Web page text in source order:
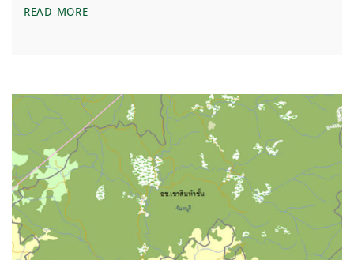
READ MOREบ้านที่เจ้าของพูดไม่ได้ – คลองวังโตนด